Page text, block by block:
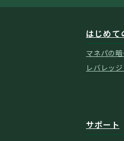
はじめて
マネパの
レバレッ
サポート